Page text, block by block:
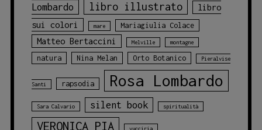
Lombardo
libro illustrato
libro
sui colori
mare Mariagiulia Colace
Matteo Bertaccini Melville montagne
natura Nina Melan Orto Botanico Pieralvise
Santi rapsodia Rosa Lombardo
Sara Calvario silent book spiritualità
VERONICA PIA